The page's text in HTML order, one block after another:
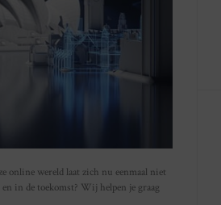
online wereld laat zich nu eenmaal niet
in de toekomst? Wij helpen je graag